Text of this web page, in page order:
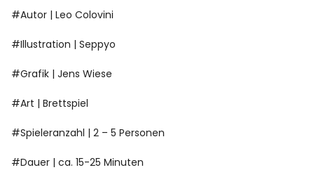
#Autor | Leo Colovini
#Illustration | Seppyo
#Grafik | Jens Wiese
#Art | Brettspiel
#Spieleranzahl | 2 – 5 Personen
#Dauer | ca. 15-25 Minuten